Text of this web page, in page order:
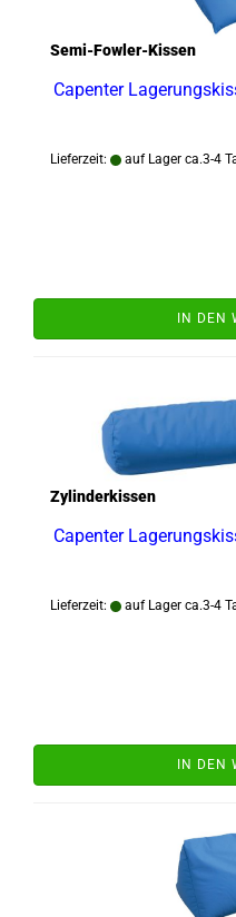
Semi-Fowler-Kissen
Capenter
Lieferzeit: auf Lager ca.3-4
IN DEN
Zylinderkissen
Capenter
Lieferzeit: auf Lager ca.3-4
IN DEN